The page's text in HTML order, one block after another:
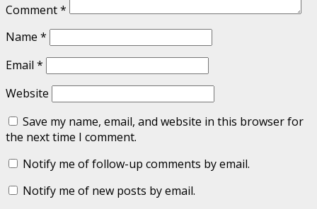
Comment*
Name *
Email *
Website
Save my name, email, and website in this browser for
the next time I comment.
Notify me of follow-up comments by email.
Notify me of new posts by email.